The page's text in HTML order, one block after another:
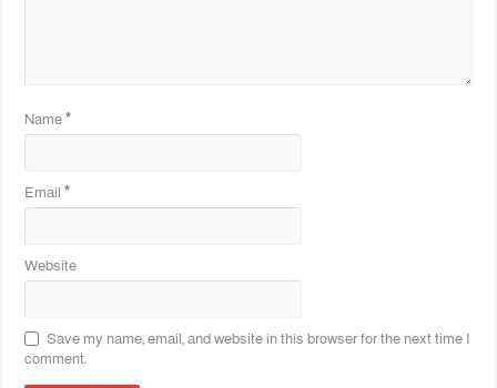
Name*
Email*
Website
Save my name, email, and website in this browser for the next time I
comment.